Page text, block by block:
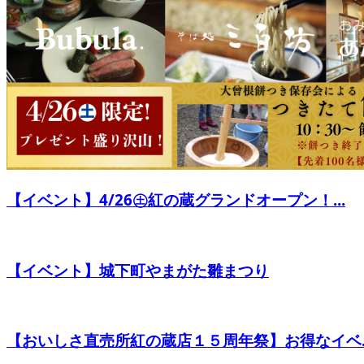
【イベント】4/26㊏紅の蔵グランドオープン！...
【イベント】城下町やまがた雛まつり
【おいしさ直売所紅の蔵店１５周年祭】お得なイ